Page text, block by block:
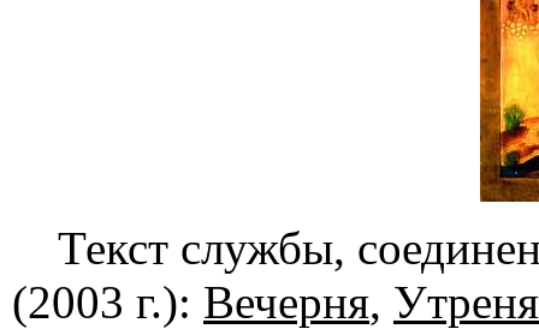
Текст службы,
(2003 г.): Вечерня, Утреня